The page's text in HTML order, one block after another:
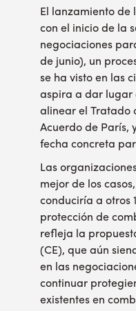
El lanzamiento
con el inicio de la
negociaciones
de junio), un
se ha visto en las
aspira a dar lugar
alinear el Tratado
Acuerdo de París,
fecha concreta
Las
mejor de los
conduciría a otros
protección de
refleja la
(CE), que aún
en las
continuar
existentes en